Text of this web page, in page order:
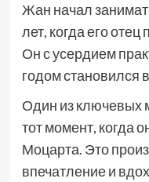
Жан начал
лет, когда его
Он с усердием
годом становился
Один из ключевых
тот момент, когда
Моцарта. Это
впечатление и